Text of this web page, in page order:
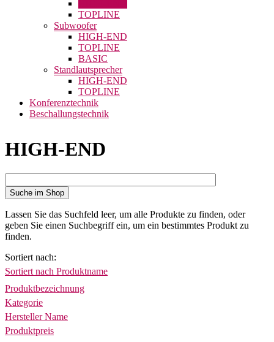
TOPLINE
Subwoofer
HIGH-END
TOPLINE
BASIC
Standlautsprecher
HIGH-END
TOPLINE
Konferenztechnik
Beschallungstechnik
HIGH-END
Suche im Shop
Lassen Sie das Suchfeld leer, um alle Produkte zu finden, oder
geben Sie einen Suchbegriff ein, um ein bestimmtes Produkt zu
finden.
Sortiert nach
Sortiert nach Produktname
Produktbezeichnung
Kategorie
Hersteller Name
Produktpreis